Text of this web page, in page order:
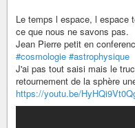
Le temps l espace, l espace
ce que nous ne savons pas.
Jean Pierre petit en
#cosmologie #astrophysique
J'ai pas tout saisi mais le
retournement de la sphère
https://youtu.be/